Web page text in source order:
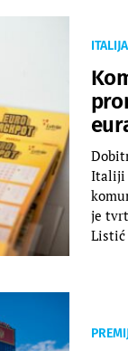
ITALIJA
Italiji
je
Listić